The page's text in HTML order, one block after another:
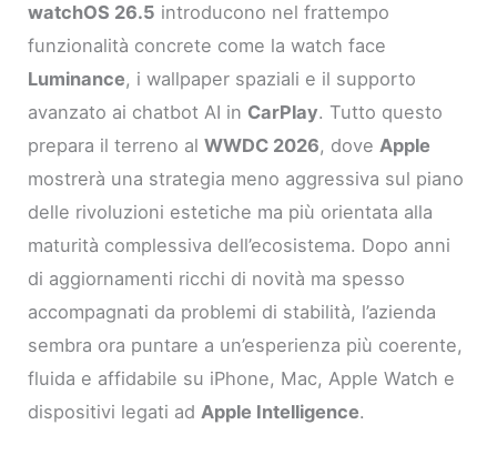
watchOS 26.5 introducono nel frattempo
funzionalità concrete come la watch face
Luminance, i wallpaper spaziali e il supporto
avanzato ai chatbot AI in CarPlay. Tutto questo
prepara il terreno alWWDC 2026, doveApple
mostrerà una strategia meno aggressiva sul piano
delle rivoluzioni estetiche ma più orientata alla
maturità complessiva dell’ecosistema. Dopo anni
di aggiornamenti ricchi di novità ma spesso
accompagnati da problemi di stabilità, l’azienda
sembra ora puntare a un’esperienza più coerente,
fluida e affidabile su iPhone, Mac, Apple Watch e
dispositivi legati adApple Intelligence.